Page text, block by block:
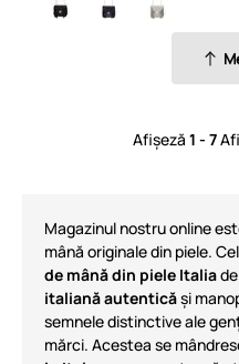
Afișeză 1 - 7
Magazinul nostru online
mână originale din piele.
de mână din piele Italia
italiană autenticăși
semnele distinctive ale
mărci. Acestea se